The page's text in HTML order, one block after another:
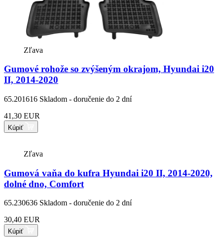
Zľava
Gumové rohože so zvýšeným okrajom, Hyundai i20
II, 2014-2020
65.201616 Skladom - doručenie do 2 dní
41,30 EUR
Kúpiť
Zľava
Gumová vaňa do kufra Hyundai i20 II, 2014-2020,
dolné dno, Comfort
65.230636 Skladom - doručenie do 2 dní
30,40 EUR
Kúpiť